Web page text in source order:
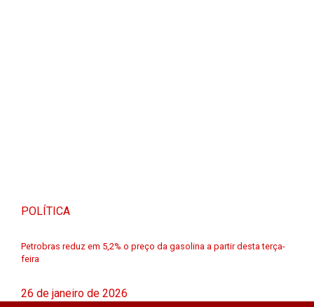
POLÍTICA
Petrobras reduz em 5,2% o preço da gasolina a partir desta terça-
feira
26 de janeiro de 2026